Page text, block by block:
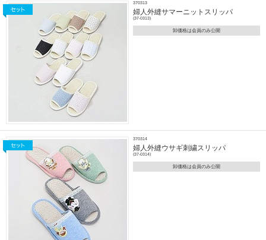
370313
婦人外縫サマーニットスリッパ
(37-0313)
卸価格は会員のみ公開
370314
婦人外縫ウサギ刺繍スリッパ
(37-0314)
卸価格は会員のみ公開